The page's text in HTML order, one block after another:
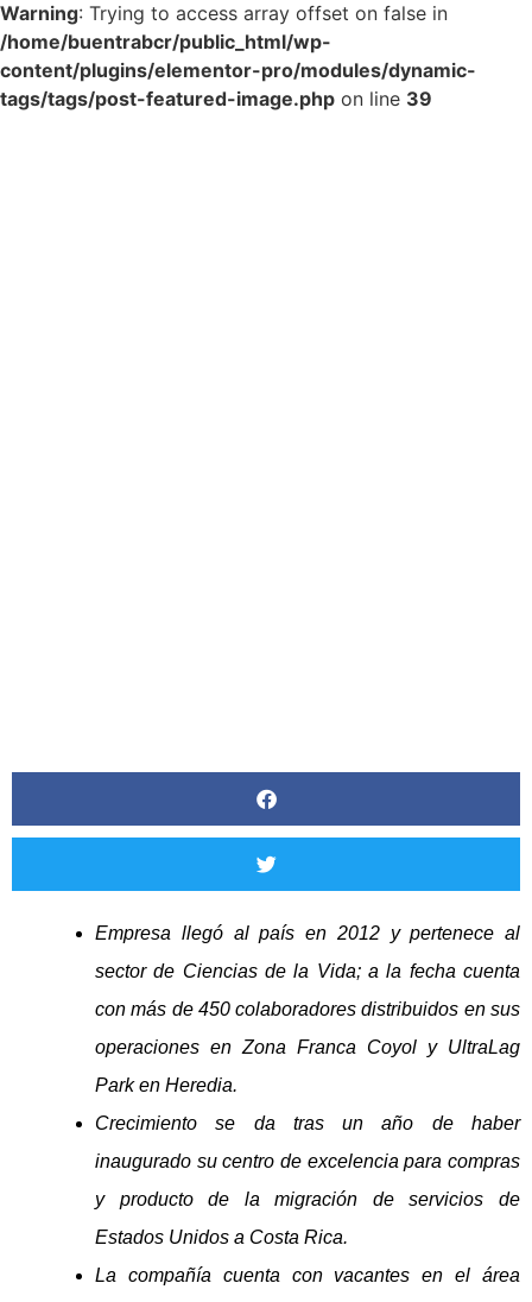
Warning: Trying to access array offset on false in
/home/buentrabcr/public_html/wp-
content/plugins/elementor-pro/modules/dynamic-
tags/tags/post-featured-image.php on line 39
Empresa llegó al país en 2012 y pertenece al
sector de Ciencias de la Vida; a la fecha cuenta
con más de 450 colaboradores distribuidos en sus
operaciones en Zona Franca Coyol y UltraLag
Park en Heredia.
Crecimiento se da tras un año de haber
inaugurado su centro de excelencia para compras
y producto de la migración de servicios de
Estados Unidos a Costa Rica.
La compañía cuenta con vacantes en el área